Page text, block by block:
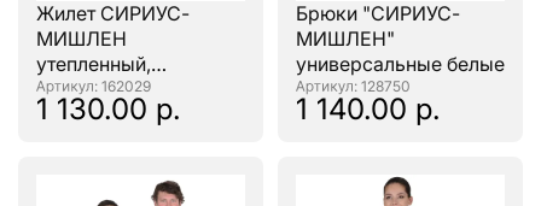
Жилет СИРИУС-
МИШЛЕН
утепленный,
универсальный,
тёмно-синий
: 162029
1 130.00 р.
Брюки "СИРИУС-
МИШЛЕН"
универсальные белые
: 128750
1 140.00 р.